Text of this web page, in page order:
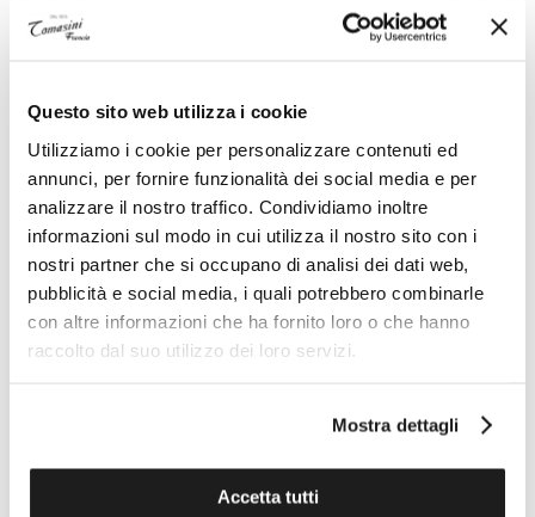
Questo sito web utilizza i cookie
Utilizziamo i cookie per personalizzare contenuti ed
annunci, per fornire funzionalità dei social media e per
analizzare il nostro traffico. Condividiamo inoltre
informazioni sul modo in cui utilizza il nostro sito con i
nostri partner che si occupano di analisi dei dati web,
pubblicità e social media, i quali potrebbero combinarle
con altre informazioni che ha fornito loro o che hanno
raccolto dal suo utilizzo dei loro servizi.
Mostra dettagli
Accetta tutti
Un’esperienza unica
ESCLUSIVI ROLEX CERTIFIED
PRE-OWNED
Vivi un’esperienza unica in uno dei nostri eleganti
selezione di segnatempo, tra cui i modelli più
iconici di Rolex.